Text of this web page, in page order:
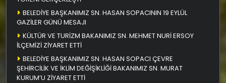
BELEDİYE BAŞKANIMIZ SN. HASAN SOPACININ 19 EYLÜL
GAZİLER GÜNÜ MESAJI
KÜLTÜR VE TURİZM BAKANIMIZ SN. MEHMET NURİ ERSOY
İLÇEMİZİ ZİYARET ETTİ
BELEDİYE BAŞKANIMIZ SN. HASAN SOPACI ÇEVRE
ŞEHİRCİLİK VE İKLİM DEĞİŞİKLİĞİ BAKANIMIZ SN. MURAT
KURUM’U ZİYARET ETTİ